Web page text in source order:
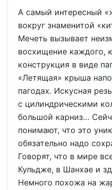
А самый интересный
вокруг знаменитой
Мечеть вызывает
восхищение каждого,
конструкция в виде
«Летящая» крыша
пагодах. Искусная
с цилиндрическими
большой карниз…
понимают, что это
обязательно надо
Говорят, что в мире
Кульдже, в Шанхае и
Немного похожа на